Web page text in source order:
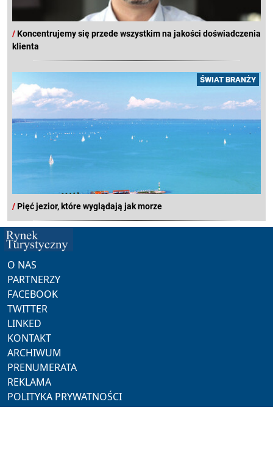
/Koncentrujemy się przede wszystkim na jakości doświadczenia
klienta
ŚWIAT BRANŻY
/Pięć jezior, które wyglądają jak morze
O NAS
PARTNERZY
FACEBOOK
TWITTER
LINKED
KONTAKT
ARCHIWUM
PRENUMERATA
REKLAMA
POLITYKA PRYWATNOŚCI
NASZE SERWISY